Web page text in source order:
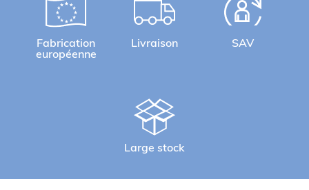
Fabrication
européenne
Livraison SAV
Large stock